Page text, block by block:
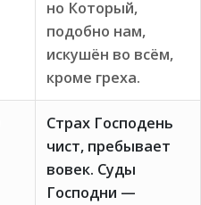
но Который,
подобно нам,
искушён во всём,
кроме греха.
Страх Господень
чист, пребывает
вовек. Суды
Господни —